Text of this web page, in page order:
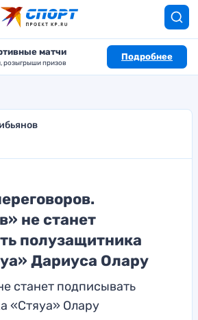
матчи
розыгрыши призов
Подробнее
не станет
полузащитника
Дариуса Олару
станет подписывать
«Стяуа» Олару